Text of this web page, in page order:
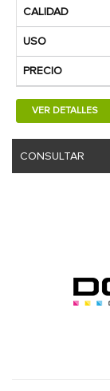
CALIDAD
USO
PRECIO
VER DETALLES
CONSULTAR